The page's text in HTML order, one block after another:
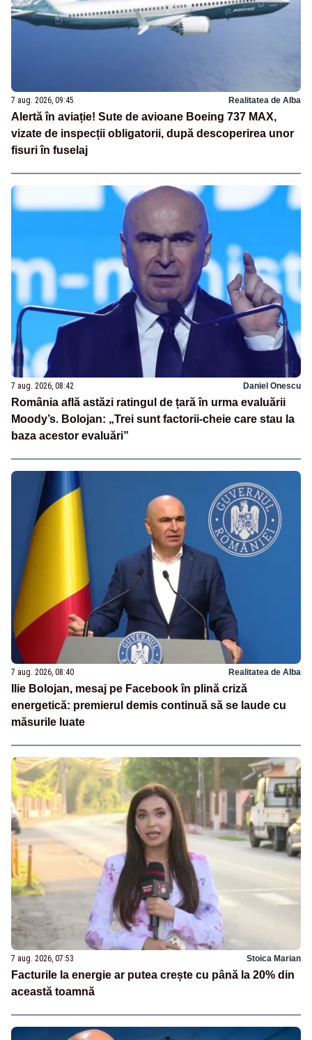
7 aug. 2026, 09:45 Realitatea de Alba
Alertă în aviație! Sute de avioane Boeing 737 MAX,
vizate de inspecții obligatorii, după descoperirea unor
fisuri în fuselaj
7 aug. 2026, 08:42 Daniel Onescu
România află astăzi ratingul de țară în urma evaluării
Moody’s. Bolojan: „Trei sunt factorii-cheie care stau la
baza acestor evaluări”
7 aug. 2026, 08:40 Realitatea de Alba
Ilie Bolojan, mesaj pe Facebook în plină criză
energetică: premierul demis continuă să se laude cu
măsurile luate
7 aug. 2026, 07:53 Stoica Marian
Facturile la energie ar putea crește cu până la 20% din
această toamnă